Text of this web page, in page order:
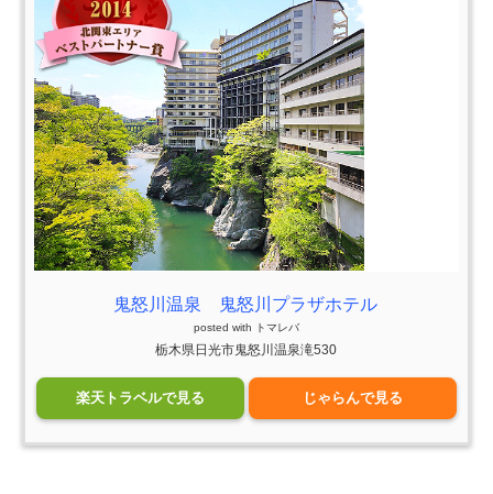
鬼怒川温泉 鬼怒川プラザホテル
posted with トマレバ
栃木県日光市鬼怒川温泉滝530
楽天トラベルで見る じゃらんで見る